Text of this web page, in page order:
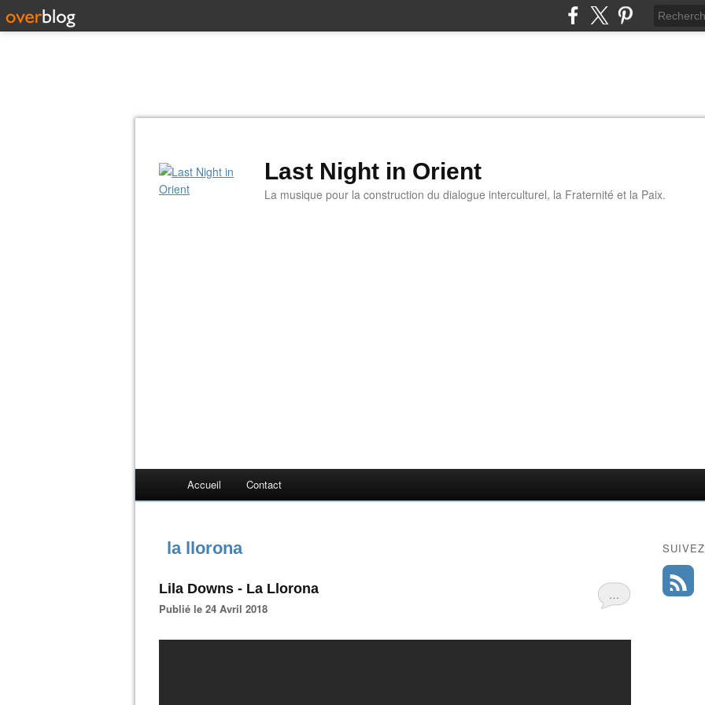
Last Night in Orient
La musique pour la construction du dialogue interculturel, la Fraternité et la Paix.
Accueil Contact
la llorona
…
Lila Downs - La Llorona
Publié le 24 Avril 2018